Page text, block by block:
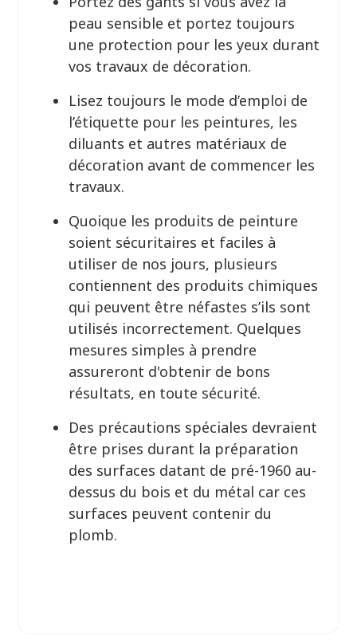
peau sensible et portez toujours
une protection pour les yeux durant
vos travaux de décoration.
Lisez toujours le mode d’emploi de
l’étiquette pour les peintures, les
diluants et autres matériaux de
décoration avant de commencer les
travaux.
Quoique les produits de peinture
soient sécuritaires et faciles à
utiliser de nos jours, plusieurs
contiennent des produits chimiques
qui peuvent être néfastes s’ils sont
utilisés incorrectement. Quelques
mesures simples à prendre
assureront d'obtenir de bons
résultats, en toute sécurité.
Des précautions spéciales devraient
être prises durant la préparation
des surfaces datant de pré-1960 au-
dessus du bois et du métal car ces
surfaces peuvent contenir du
plomb.